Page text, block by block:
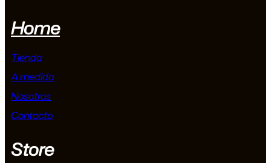
Home
Tienda
A medida
Nosotros
Contacto
Store